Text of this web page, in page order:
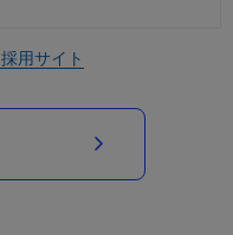
採用サイト